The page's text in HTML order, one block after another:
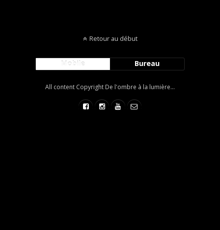
Retour au début
Mobile Bureau
All content Copyright De l'ombre à la lumière...